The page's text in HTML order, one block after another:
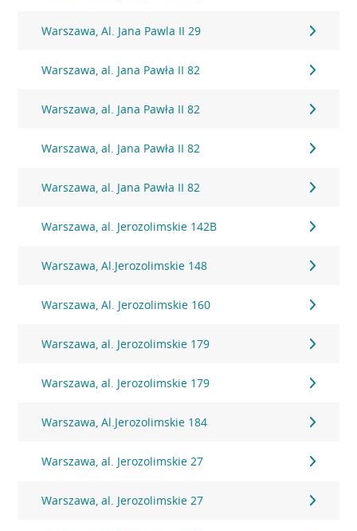
Warszawa, Al. Jana Pawla II 29
Warszawa, al. Jana Pawła II 82
Warszawa, al. Jana Pawła II 82
Warszawa, al. Jana Pawła II 82
Warszawa, al. Jana Pawła II 82
Warszawa, al. Jerozolimskie 142B
Warszawa, Al.Jerozolimskie 148
Warszawa, Al. Jerozolimskie 160
Warszawa, al. Jerozolimskie 179
Warszawa, al. Jerozolimskie 179
Warszawa, Al.Jerozolimskie 184
Warszawa, al. Jerozolimskie 27
Warszawa, al. Jerozolimskie 27